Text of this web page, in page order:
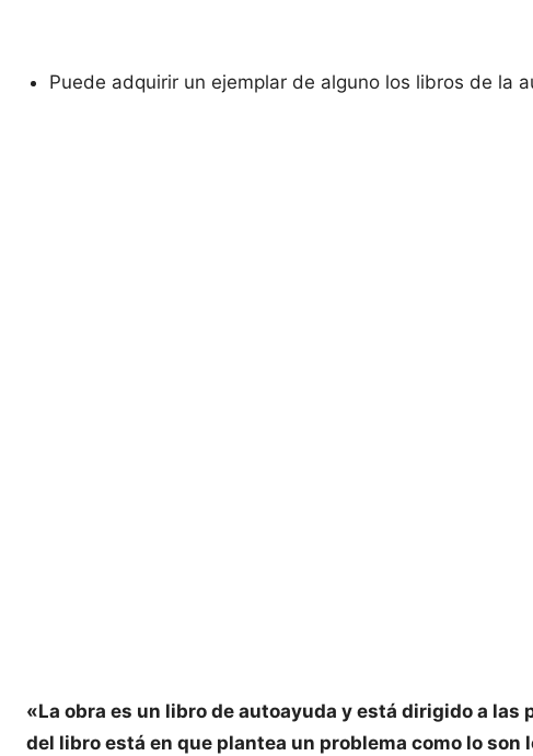
Puede adquirir un ejemplar de alguno los libros de la
«La obra es un libro de autoayuda y está dirigido a
del libro está en que plantea un problema como lo